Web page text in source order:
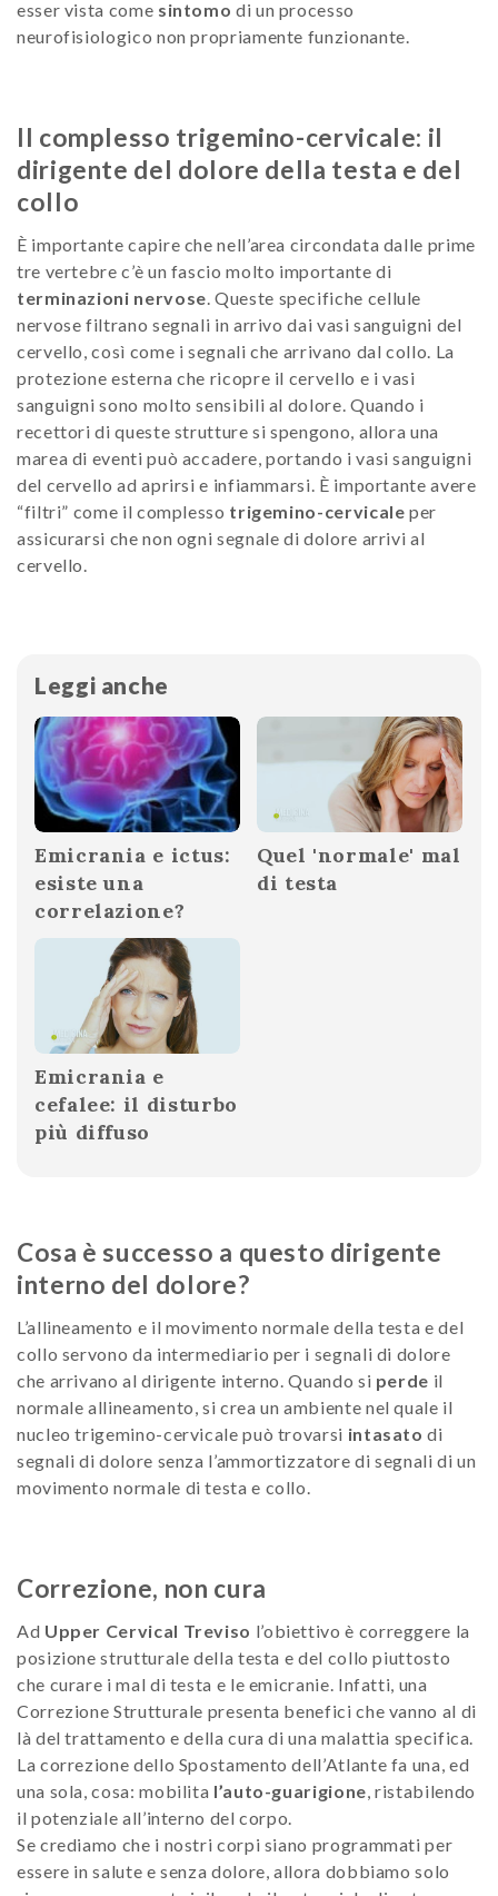
esser vista come sintomo di un processo
neurofisiologico non propriamente funzionante.
Il complesso trigemino-cervicale: il
dirigente del dolore della testa e del
collo
È importante capire che nell’area circondata dalle prime
tre vertebre c’è un fascio molto importante di
terminazioni nervose. Queste specifiche cellule
nervose filtrano segnali in arrivo dai vasi sanguigni del
cervello, così come i segnali che arrivano dal collo. La
protezione esterna che ricopre il cervello e i vasi
sanguigni sono molto sensibili al dolore. Quando i
recettori di queste strutture si spengono, allora una
marea di eventi può accadere, portando i vasi sanguigni
del cervello ad aprirsi e infiammarsi. È importante avere
“filtri” come il complesso trigemino-cervicale per
assicurarsi che non ogni segnale di dolore arrivi al
cervello.
Leggi anche
Emicrania e ictus:
esiste una
correlazione?
Quel 'normale' mal
di testa
Emicrania e
cefalee: il disturbo
più diffuso
Cosa è successo a questo dirigente
interno del dolore?
L’allineamento e il movimento normale della testa e del
collo servono da intermediario per i segnali di dolore
che arrivano al dirigente interno. Quando si perde il
normale allineamento, si crea un ambiente nel quale il
nucleo trigemino-cervicale può trovarsi intasato di
segnali di dolore senza l’ammortizzatore di segnali di un
movimento normale di testa e collo.
Correzione, non cura
Ad Upper Cervical Treviso l’obiettivo è correggere la
posizione strutturale della testa e del collo piuttosto
che curare i mal di testa e le emicranie. Infatti, una
Correzione Strutturale presenta benefici che vanno al di
là del trattamento e della cura di una malattia specifica.
La correzione dello Spostamento dell’Atlante fa una, ed
una sola, cosa: mobilita l’auto-guarigione, ristabilendo
il potenziale all’interno del corpo.
Se crediamo che i nostri corpi siano programmati per
essere in salute e senza dolore, allora dobbiamo solo